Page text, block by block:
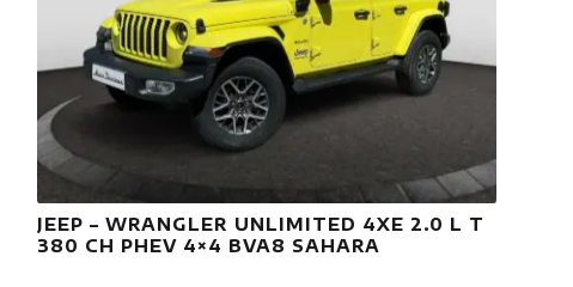
JEEP – WRANGLER UNLIMITED 4XE 2.0 L T
380 CH PHEV 4×4 BVA8 SAHARA